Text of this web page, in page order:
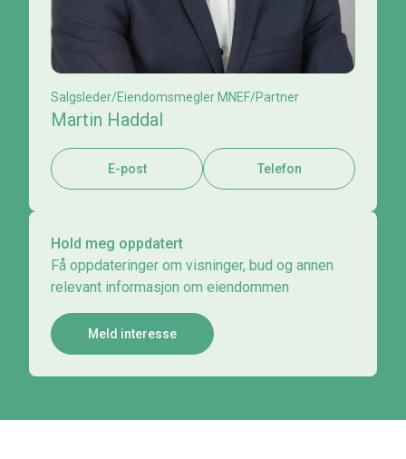
Salgsleder/Eiendomsmegler MNEF/Partner
Martin Haddal
E-post Telefon
Hold meg oppdatert
Få oppdateringer om visninger, bud og annen
relevant informasjon om eiendommen
Meld interesse